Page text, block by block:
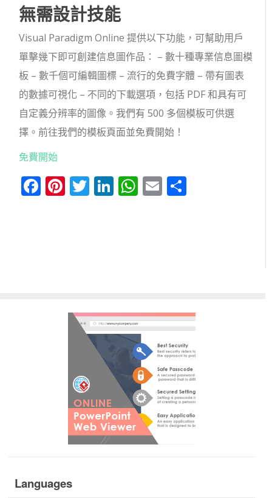
無需設計技能
Visual Paradigm Online 提供以下功能，可幫助用戶
單擊幾下即可創建信息圖作品： – 數十種專業信息圖模
板 – 數千個可編輯圖標 – 流行的免費字體 – 帶有圖表
的數據可視化 – 不同的下載選項，包括 PDF 和具有可
自定義分辨率的圖像。我們有 500 多個模板可供選
擇。前往我們的模板頁面並免費開始！
免費開始
Facebook
Pinterest
Twitter
LinkedIn
WhatsApp
Email
Languages